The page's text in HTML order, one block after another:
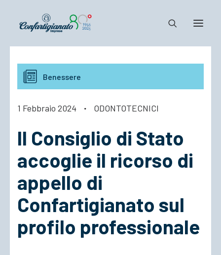
Notizie e Documenti
Confartigianato
Cosa Facciamo
Benessere
1 Febbraio 2024 · ODONTOTECNICI
Il Consiglio di Stato
accoglie il ricorso di
appello di
Confartigianato sul
profilo professionale